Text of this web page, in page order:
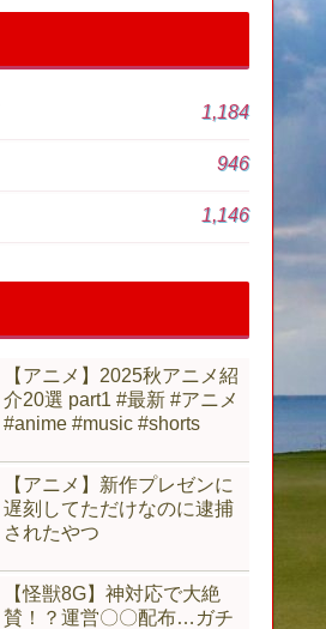
1,184
946
1,146
【アニメ】2025秋アニメ紹
介20選 part1 #最新 #アニメ
#anime #music #shorts
【アニメ】新作プレゼンに
遅刻してただけなのに逮捕
されたやつ
【怪獣8G】神対応で大絶
賛！？運営〇〇配布…ガチ